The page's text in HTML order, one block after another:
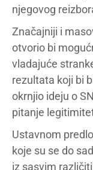
njegovog
Značajniji i
otvorio bi
vladajuće
rezultata koji bi
okrnjio ideju o
pitanje
Ustavnom
koje su se do
iz sasvim